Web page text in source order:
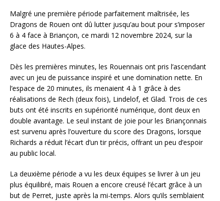
Malgré une première période parfaitement maîtrisée, les
Dragons de Rouen ont dû lutter jusqu’au bout pour s’imposer
6 à 4 face à Briançon, ce mardi 12 novembre 2024, sur la
glace des Hautes-Alpes.
Dès les premières minutes, les Rouennais ont pris l’ascendant
avec un jeu de puissance inspiré et une domination nette. En
l’espace de 20 minutes, ils menaient 4 à 1 grâce à des
réalisations de Rech (deux fois), Lindelof, et Glad. Trois de ces
buts ont été inscrits en supériorité numérique, dont deux en
double avantage. Le seul instant de joie pour les Briançonnais
est survenu après l’ouverture du score des Dragons, lorsque
Richards a réduit l’écart d’un tir précis, offrant un peu d’espoir
au public local.
La deuxième période a vu les deux équipes se livrer à un jeu
plus équilibré, mais Rouen a encore creusé l’écart grâce à un
but de Perret, juste après la mi-temps. Alors qu’ils semblaient